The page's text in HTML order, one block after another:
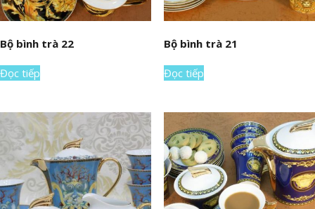
Bộ bình trà 22
Đọc tiếp
Bộ bình trà 21
Đọc tiếp